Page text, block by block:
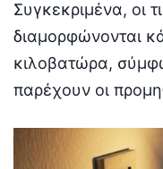
Συγκεκριμένα, οι
διαμορφώνονται
κιλοβατώρα,
παρέχουν οι